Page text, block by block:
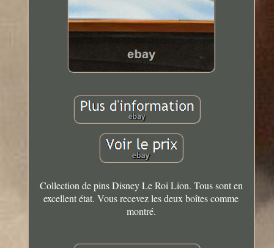
Collection de pins Disney Le Roi Lion. Tous sont en
excellent état. Vous recevez les deux boîtes comme
montré.